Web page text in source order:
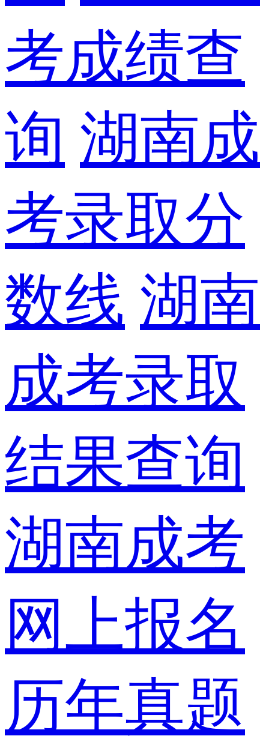
考成绩查
询 湖南成
考录取分
数线 湖南
成考录取
结果查询
湖南成考
网上报名
历年真题